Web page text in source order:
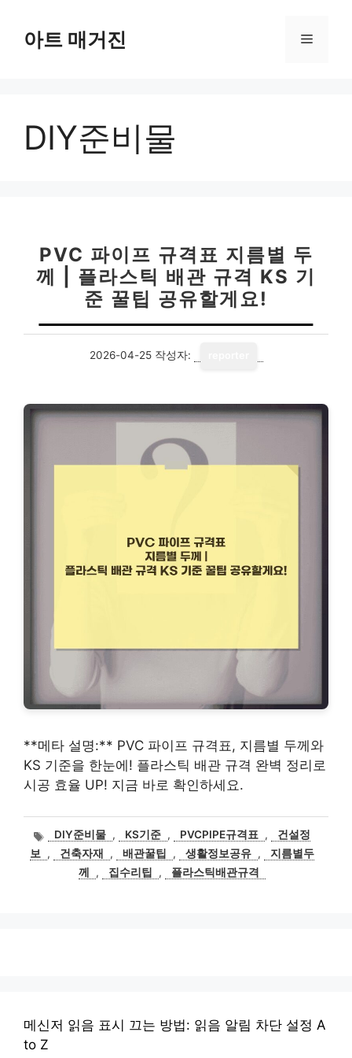
아트 매거진 메
DIY준비물
PVC 파이프 규격표 지름별 두
께 | 플라스틱 배관 규격 KS 기
준 꿀팁 공유할게요!
2026-04-25 작성자:
**메타 설명:** PVC 파이프 규격표, 지름별 두께와
KS 기준을 한눈에! 플라스틱 배관 규격 완벽 정리로
시공 효율 UP! 지금 바로 확인하세요.
태DIY준비물 , KS기준 , PVCPIPE규격표 ,
건설정
보
, 건축자재 , 배관꿀팁 , 생활정보공유 ,
지름별두
께
, 집수리팁 , 플라스틱배관규격
메신저 읽음 표시 끄는 방법: 읽음 알림 차단 설정 A
to Z